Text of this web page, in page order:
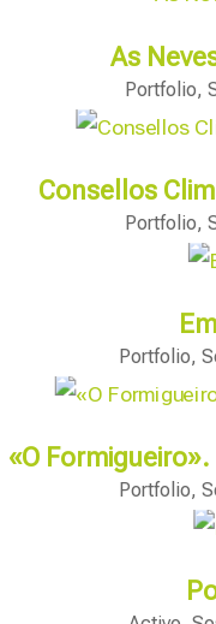
As
Portfolio,
Consellos
Portfolio,
Portfolio,
«O
Portfolio,